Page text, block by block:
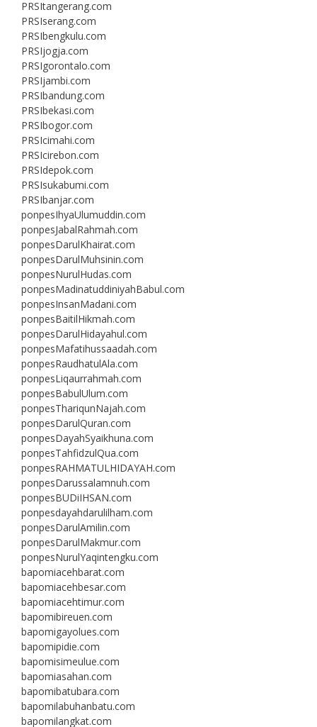
PRSItangerang.com
PRSIserang.com
PRSIbengkulu.com
PRSIjogja.com
PRSIgorontalo.com
PRSIjambi.com
PRSIbandung.com
PRSIbekasi.com
PRSIbogor.com
PRSIcimahi.com
PRSIcirebon.com
PRSIdepok.com
PRSIsukabumi.com
PRSIbanjar.com
ponpesIhyaUlumuddin.com
ponpesJabalRahmah.com
ponpesDarulKhairat.com
ponpesDarulMuhsinin.com
ponpesNurulHudas.com
ponpesMadinatuddiniyahBabul.com
ponpesInsanMadani.com
ponpesBaitilHikmah.com
ponpesDarulHidayahul.com
ponpesMafatihussaadah.com
ponpesRaudhatulAla.com
ponpesLiqaurrahmah.com
ponpesBabulUlum.com
ponpesThariqunNajah.com
ponpesDarulQuran.com
ponpesDayahSyaikhuna.com
ponpesTahfidzulQua.com
ponpesRAHMATULHIDAYAH.com
ponpesDarussalamnuh.com
ponpesBUDiIHSAN.com
ponpesdayahdarulilham.com
ponpesDarulAmilin.com
ponpesDarulMakmur.com
ponpesNurulYaqintengku.com
bapomiacehbarat.com
bapomiacehbesar.com
bapomiacehtimur.com
bapomibireuen.com
bapomigayolues.com
bapomipidie.com
bapomisimeulue.com
bapomiasahan.com
bapomibatubara.com
bapomilabuhanbatu.com
bapomilangkat.com